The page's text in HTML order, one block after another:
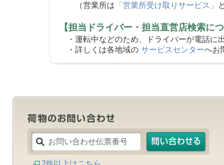
（営業所は 「営業所受け取りサービス」
【担当ドライバー・担当直営店検索につ
・運転中などのため、ドライバーが電話に
・詳しくは各地域の サービスセンターへお